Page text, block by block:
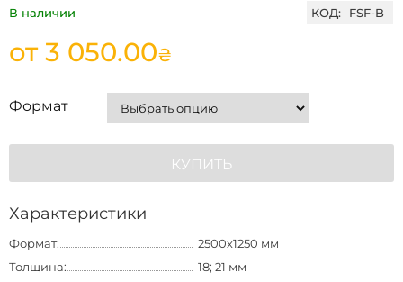
В наличии КОД: FSF-B
от 3 050.00₴
Формат
КУПИТЬ
Характеристики
Формат:
2500х1250 мм
Толщина:
18; 21 мм